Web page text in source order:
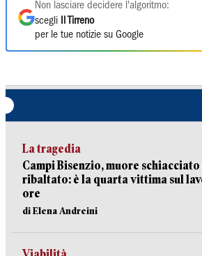
Non lasciare decidere l'algoritmo:
scegli
Il Tirreno
per le tue notizie su Google
La tragedia
Campi Bisenzio, muore
ribaltato: è la quarta vittima sul
ore
di Elena Andreini